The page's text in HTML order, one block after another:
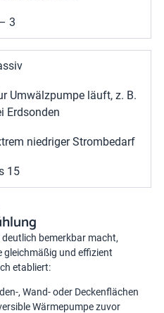
3
Umwälzpumpe läuft, z. B.
Erdsonden
niedriger Strombedarf
15
bemerkbar macht,
gleichmäßig und effizient
etabliert:
, Wand- oder Deckenflächen
Wärmepumpe zuvor